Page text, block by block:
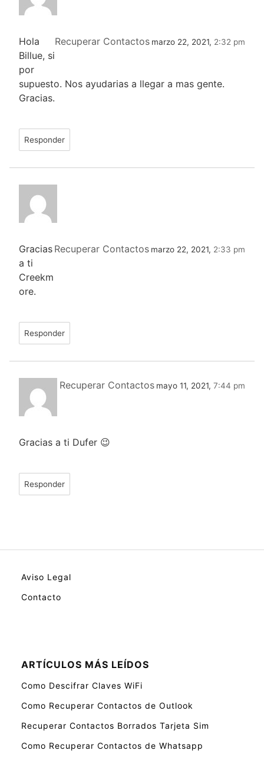
Recuperar Contactos marzo 22, 2021, 2:32 pm
Hola
Billue, si
por
supuesto. Nos ayudarias a llegar a mas gente.
Gracias.
Responder
Recuperar Contactos marzo 22, 2021, 2:33 pm
Gracias
a ti
Creekm
ore.
Responder
Recuperar Contactos mayo 11, 2021, 7:44 pm
Gracias a ti Dufer 😉
Responder
Aviso Legal
Contacto
ARTÍCULOS MÁS LEÍDOS
Como Descifrar Claves WiFi
Como Recuperar Contactos de Outlook
Recuperar Contactos Borrados Tarjeta Sim
Como Recuperar Contactos de Whatsapp